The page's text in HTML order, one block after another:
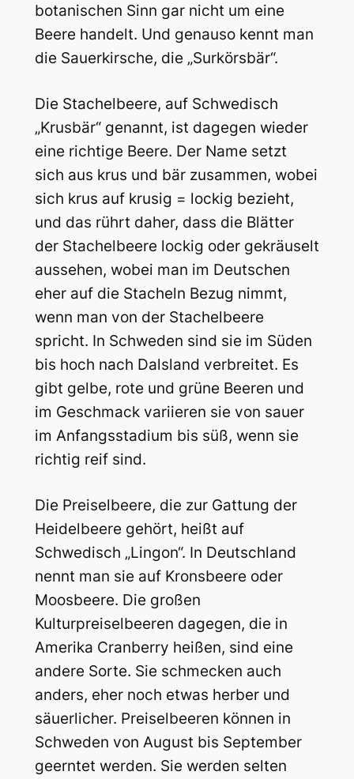
botanischen Sinn gar nicht um eine
Beere handelt. Und genauso kennt man
die Sauerkirsche, die „Surkörsbär“.
Die Stachelbeere, auf Schwedisch
„Krusbär“ genannt, ist dagegen wieder
eine richtige Beere. Der Name setzt
sich aus krus und bär zusammen, wobei
sich krus auf krusig = lockig bezieht,
und das rührt daher, dass die Blätter
der Stachelbeere lockig oder gekräuselt
aussehen, wobei man im Deutschen
eher auf die Stacheln Bezug nimmt,
wenn man von der Stachelbeere
spricht. In Schweden sind sie im Süden
bis hoch nach Dalsland verbreitet. Es
gibt gelbe, rote und grüne Beeren und
im Geschmack variieren sie von sauer
im Anfangsstadium bis süß, wenn sie
richtig reif sind.
Die Preiselbeere, die zur Gattung der
Heidelbeere gehört, heißt auf
Schwedisch „Lingon“. In Deutschland
nennt man sie auf Kronsbeere oder
Moosbeere. Die großen
Kulturpreiselbeeren dagegen, die in
Amerika Cranberry heißen, sind eine
andere Sorte. Sie schmecken auch
anders, eher noch etwas herber und
säuerlicher. Preiselbeeren können in
Schweden von August bis September
geerntet werden. Sie werden selten